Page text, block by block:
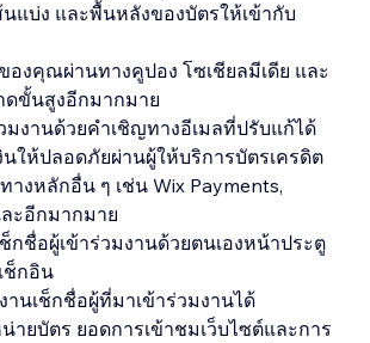
แบ่ง และพื้นหลังของบัตรให้เข้ากับ
องคุณผ่านทางคูปอง โซเชียลมีเดีย และ
ดขั้นสูงอีกมากมาย
มงานด้วยคำเชิญทางอีเมลที่ปรับแก้ได้
นให้ปลอดภัยผ่านผู้ให้บริการบัตรเครดิต
างหลักอื่น ๆ เช่น Wix Payments,
ะอีกมากมาย
กชื่อผู้เข้าร่วมงานด้วยตนเองหน้าประตู
ช็กอิน
นเช็กชื่อผู้ที่มาเข้าร่วมงานได้
ายบัตร ยอดการเข้าชมเว็บไซต์และการ